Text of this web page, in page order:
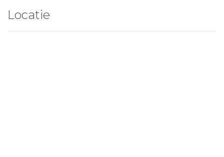
wordt te huur aangeboden per 1 januari 2021. De
woning met een woonoppervlakte van 127 m2 en
Locatie